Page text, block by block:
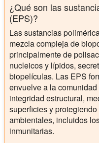
¿Qué son las
(EPS)?
Las sustancias
mezcla compleja de
principalmente de
nucleicos y lípidos,
biopelículas. Las EPS
envuelve a la
integridad estructural,
superficies y
ambientales, incluidos
inmunitarias.